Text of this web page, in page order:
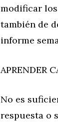
modificar
también de
informe
APRENDER
No es
respuesta o